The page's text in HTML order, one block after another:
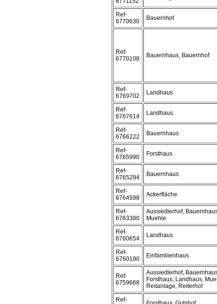
Ref-
6770630
Bauernhof
Ref-
6770108
Bauernhaus, Bauernhof
Ref-
6769702
Landhaus
Ref-
6767614
Landhaus
Ref-
6766222
Bauernhaus
Ref-
6765990
Forsthaus
Ref-
6765294
Bauernhaus
Ref-
6764598
Ackerfläche
Ref-
6763380
Aussiedlerhof,
Muehle
Ref-
6760654
Landhaus
Ref-
6760190
Einfamilienhaus
Ref-
6759668
Aussiedlerhof,
Forsthaus, Landhaus,
Reitanlage, Reiterhof
Ref-